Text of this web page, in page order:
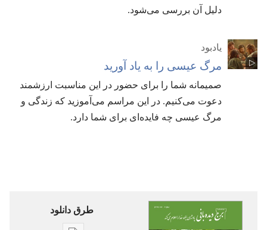
دلیل آن بررسی می‌شود.‏
یادبود
مرگ عیسی را به یاد آورید
صمیمانه شما را برای حضور در این مناسبت ارزشمند
دعوت می‌کنیم.‏ در این مراسم می‌آموزید که زندگی و
مرگ عیسی چه فایده‌ای برای شما دارد.‏
طرق دانلود